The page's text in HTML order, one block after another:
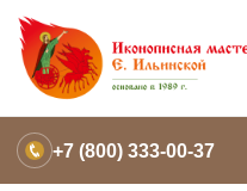
+7 (800) 333-00-37